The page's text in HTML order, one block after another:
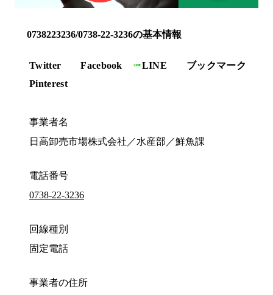
0738223236/0738-22-3236の基本情報
Twitter Facebook LINE
ブックマーク
Pinterest
事業者名
日高卸売市場株式会社／水産部／鮮魚課
電話番号
0738-22-3236
回線種別
固定電話
事業者の住所